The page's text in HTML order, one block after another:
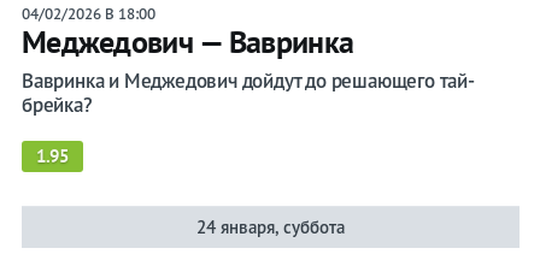
04/02/2026 В 18:00
Меджедович — Вавринка
Вавринка и Меджедович дойдут до решающего тай-
брейка?
1.95
24 января, суббота